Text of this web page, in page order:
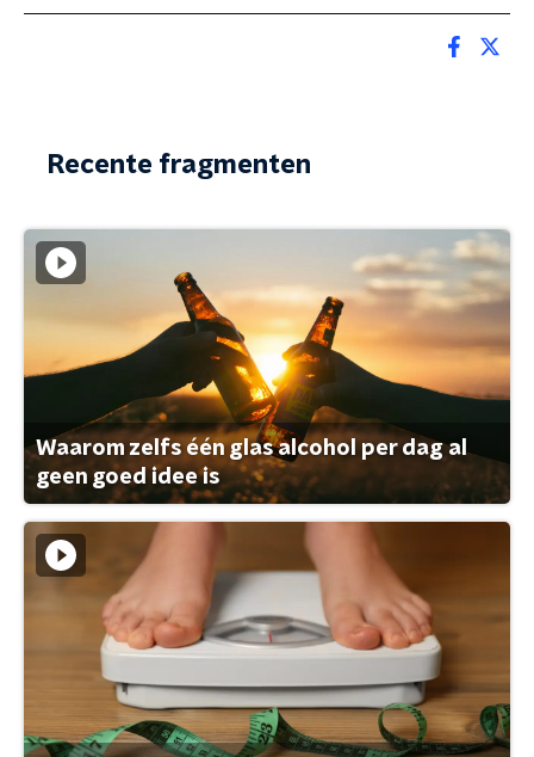
Recente fragmenten
Waarom zelfs één glas alcohol per dag al
geen goed idee is